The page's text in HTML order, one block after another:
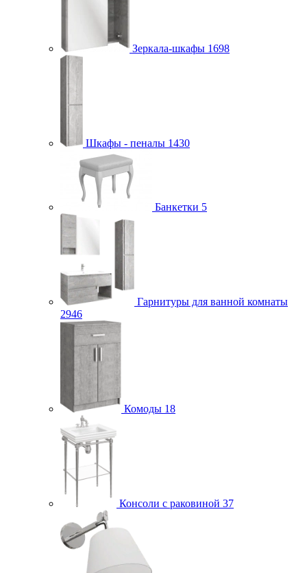
Зеркала-шкафы 1698
Шкафы - пеналы 1430
Банкетки 5
Гарнитуры для ванной комнаты
2946
Комоды 18
Консоли с раковиной 37